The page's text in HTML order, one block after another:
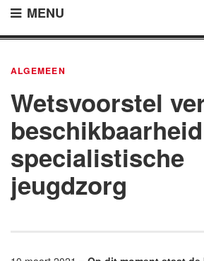
MENU
ALGEMEEN
Wetsvoorstel
specialistische
jeugdzorg